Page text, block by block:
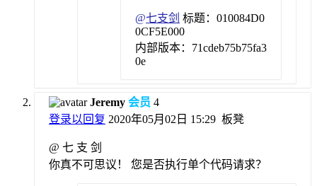
@七支剑 标题：010084D0
0CF5E000
内部版本：71cdeb75b75fa3
0e
Jeremy 会员 4
登录以回复 2020年05月02日 15:29 板凳
@ 七 支 剑
你真不可思议！ 您是否执行单个代码请求？